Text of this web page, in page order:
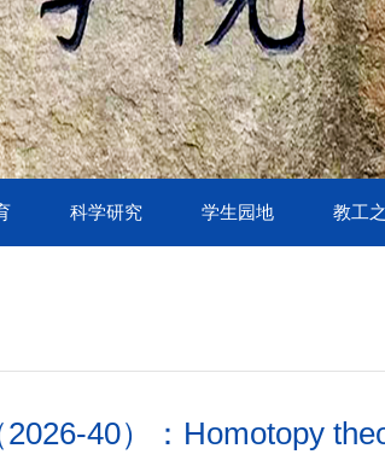
科学研究 学生园地 教工
40）：Homotopy